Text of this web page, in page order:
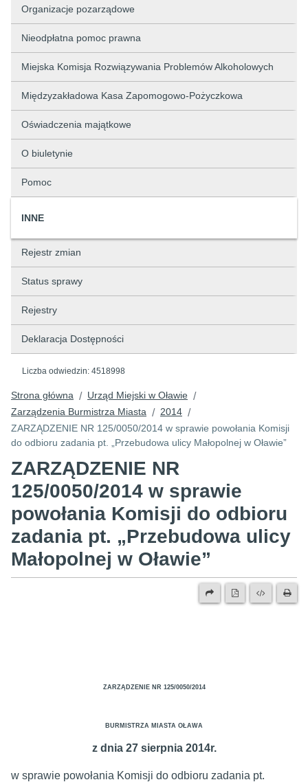
Organizacje pozarządowe
Nieodpłatna pomoc prawna
Miejska Komisja Rozwiązywania Problemów Alkoholowych
Międzyzakładowa Kasa Zapomogowo-Pożyczkowa
Oświadczenia majątkowe
O biuletynie
Pomoc
INNE
Rejestr zmian
Status sprawy
Rejestry
Deklaracja Dostępności
Liczba odwiedzin: 4518998
Strona główna / Urząd Miejski w Oławie /
Zarządzenia Burmistrza Miasta / 2014 /
ZARZĄDZENIE NR 125/0050/2014 w sprawie powołania Komisji
do odbioru zadania pt. „Przebudowa ulicy Małopolnej w Oławie”
ZARZĄDZENIE NR
125/0050/2014 w sprawie
powołania Komisji do odbioru
zadania pt. „Przebudowa ulicy
Małopolnej w Oławie”
ZARZĄDZENIE NR 125/0050/2014
BURMISTRZA MIASTA OŁAWA
z dnia 27 sierpnia 2014r.
w sprawie powołania Komisji do odbioru zadania pt.